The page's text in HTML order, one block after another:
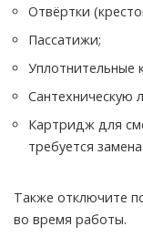
Отвёртки
Пассатижи;
Уплотнительные
Сантехническую
Картридж для
требуется
Также отключите
во время работы.